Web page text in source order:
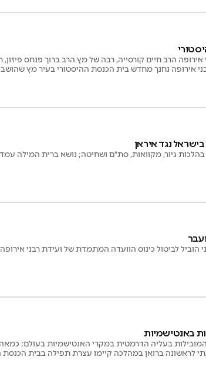
הרב חיים קורסייה, רבה של מץ הרב ברוך פנחס
אירופה נחנך מחדש בית הכנסת ההיסטורי בעיר מץ
נגד איראן
בהלכות גיור, מקוואות, סת"ם ושחיטה; נושא ברית המילה
לביטול כינוס הוועדה המתמדת של ועידת רבני אירופה
באנטישמיות
בעליה הדרמטית במקרי האנטישמיות בעולם;
לראשונה ברואן במהלכה קיימו עצרת תפילה בבית